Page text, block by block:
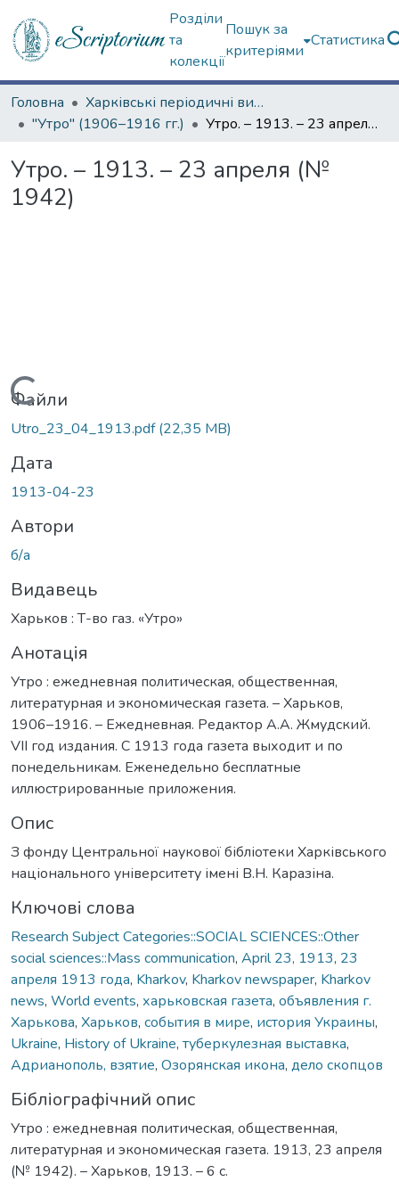
Розділи
та
колекції
Пошук за
критеріями
Статистика
Головна
Харківські періодичні видання
"Утро" (1906–1916 гг.)
Утро. – 1913. – 23 апреля (№ 1942)
Утро. – 1913. – 23 апреля (№
1942)
Вантажиться...
Файли
Utro_23_04_1913.pdf(22,35 MB)
Дата
1913-04-23
Автори
б/а
Видавець
Харьков : Т-во газ. «Утро»
Анотація
Утро : ежедневная политическая, общественная,
литературная и экономическая газета. – Харьков,
1906–1916. – Ежедневная. Редактор А.А. Жмудский.
VII год издания. С 1913 года газета выходит и по
понедельникам. Еженедельно бесплатные
иллюстрированные приложения.
Опис
З фонду Центральної наукової бібліотеки Харківського
національного університету імені В.Н. Каразіна.
Ключові слова
Research Subject Categories::SOCIAL SCIENCES::Other
social sciences::Mass communication, April 23, 1913, 23
апреля 1913 года, Kharkov, Kharkov newspaper, Kharkov
news, World events, харьковская газета, объявления г.
Харькова, Харьков, события в мире, история Украины,
Ukraine, History of Ukraine, туберкулезная выставка,
Адрианополь, взятие, Озорянская икона, дело скопцов
Бібліографічний опис
Утро : ежедневная политическая, общественная,
литературная и экономическая газета. 1913, 23 апреля
(№ 1942). – Харьков, 1913. – 6 с.